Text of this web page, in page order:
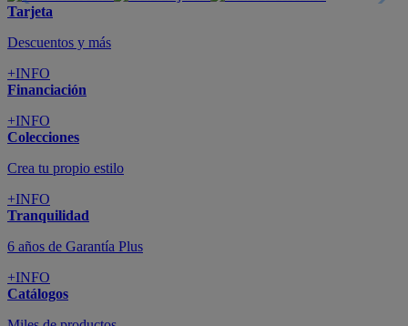
Tarjeta
Descuentos y más
+INFO
Financiación
+INFO
Colecciones
Crea tu propio estilo
+INFO
Tranquilidad
6 años de Garantía Plus
+INFO
Catálogos